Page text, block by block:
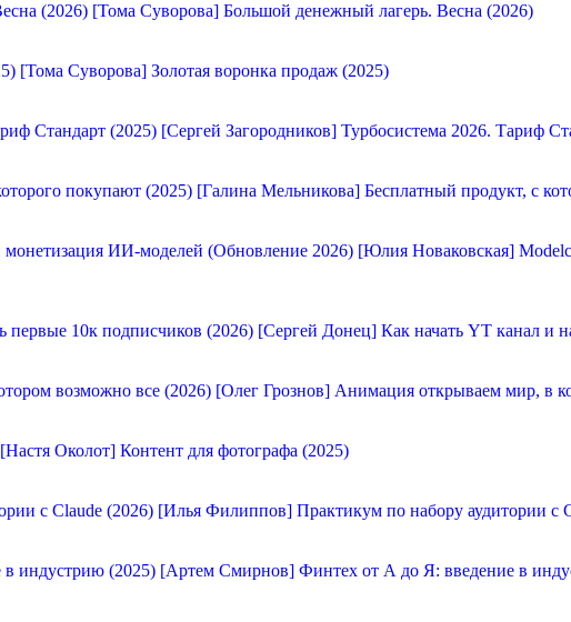
[Тома Суворова] Большой денежный лагерь. Весна (2026)
[Тома Суворова] Золотая воронка продаж (2025)
[Сергей Загородников] Турбосистема 2026. Тариф
[Галина Мельникова] Бесплатный продукт, с
[Юлия Новаковская]
[Сергей Донец] Как начать YT канал и
[Олег Грознов] Анимация открываем мир, в
[Настя Околот] Контент для фотографа (2025)
[Илья Филиппов] Практикум по набору аудитории с
[Артем Смирнов] Финтех от А до Я: введение в